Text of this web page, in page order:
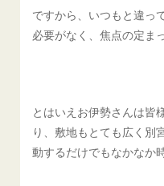
ですから、いつもと違っ
必要がなく、焦点の定ま
とはいえお伊勢さんは皆
り、敷地もとても広く別
動するだけでもなかなか